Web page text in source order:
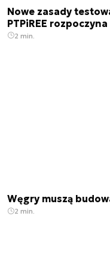
Nowe zasady
PTPiREE
2 min.
Węgry muszą
2 min.